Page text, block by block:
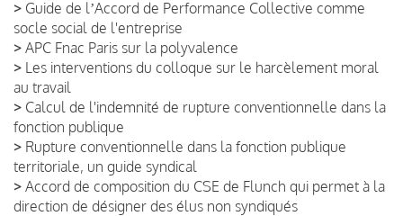
> Guide de lʼAccord de Performance Collective comme
socle social de l'entreprise
> APC Fnac Paris sur la polyvalence
> Les interventions du colloque sur le harcèlement moral
au travail
> Calcul de l'indemnité de rupture conventionnelle dans la
fonction publique
> Rupture conventionnelle dans la fonction publique
territoriale, un guide syndical
> Accord de composition du CSE de Flunch qui permet à la
direction de désigner des élus non syndiqués